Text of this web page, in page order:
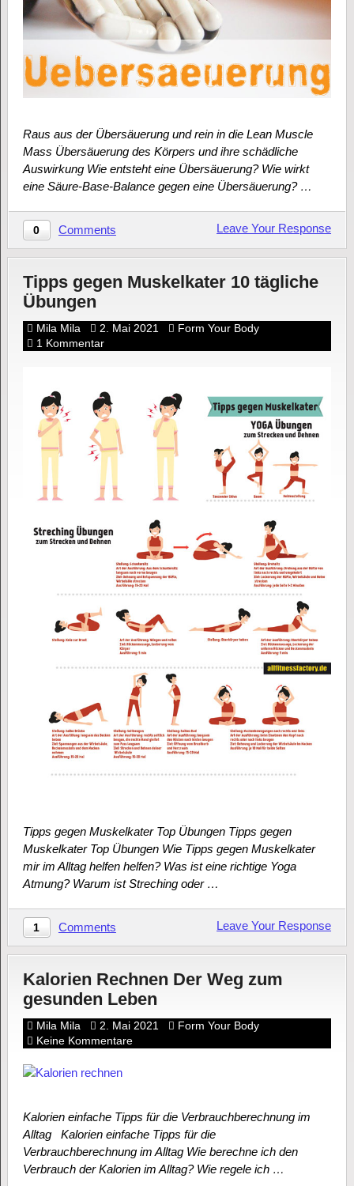
Raus aus der Übersäuerung und rein in die Lean Muscle
Mass Übersäuerung des Körpers und ihre schädliche
Auswirkung Wie entsteht eine Übersäuerung? Wie wirkt
eine Säure-Base-Balance gegen eine Übersäuerung? …
0 Comments Leave Your Response
Tipps gegen Muskelkater 10 tägliche
Übungen
Mila Mila 2. Mai 2021
Form Your Body
1 Kommentar
Tipps gegen Muskelkater Top Übungen Tipps gegen
Muskelkater Top Übungen Wie Tipps gegen Muskelkater
mir im Alltag helfen helfen? Was ist eine richtige Yoga
Atmung? Warum ist Streching oder …
1 Comments Leave Your Response
Kalorien Rechnen Der Weg zum
gesunden Leben
Mila Mila 2. Mai 2021
Form Your Body
Keine Kommentare
Kalorien einfache Tipps für die Verbrauchberechnung im
Alltag Kalorien einfache Tipps für die
Verbrauchberechnung im Alltag Wie berechne ich den
Verbrauch der Kalorien im Alltag? Wie regele ich …